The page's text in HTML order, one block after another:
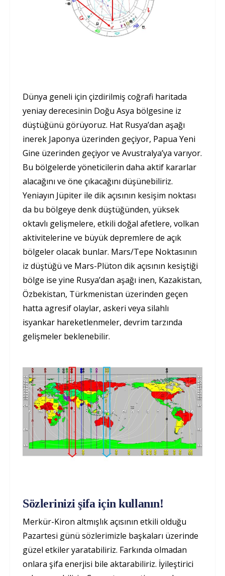
Dünya geneli için çizdirilmiş coğrafi haritada
yeniay derecesinin Doğu Asya bölgesine iz
düştüğünü görüyoruz. Hat Rusya’dan aşağı
inerek Japonya üzerinden geçiyor, Papua Yeni
Gine üzerinden geçiyor ve Avustralya’ya varıyor.
Bu bölgelerde yöneticilerin daha aktif kararlar
alacağını ve öne çıkacağını düşünebiliriz.
Yeniayın Jüpiter ile dik açısının kesişim noktası
da bu bölgeye denk düştüğünden, yüksek
oktavlı gelişmelere, etkili doğal afetlere, volkan
aktivitelerine ve büyük depremlere de açık
bölgeler olacak bunlar. Mars/Tepe Noktasının
iz düştüğü ve Mars-Plüton dik açısının kesiştiği
bölge ise yine Rusya’dan aşağı inen, Kazakistan,
Özbekistan, Türkmenistan üzerinden geçen
hatta agresif olaylar, askeri veya silahlı
isyankar hareketlenmeler, devrim tarzında
gelişmeler beklenebilir.
Sözlerinizi şifa için kullanın!
Merkür-Kiron altmışlık açısının etkili olduğu
Pazartesi günü sözlerimizle başkaları üzerinde
güzel etkiler yaratabiliriz. Farkında olmadan
onlara şifa enerjisi bile aktarabiliriz. İyileştirici